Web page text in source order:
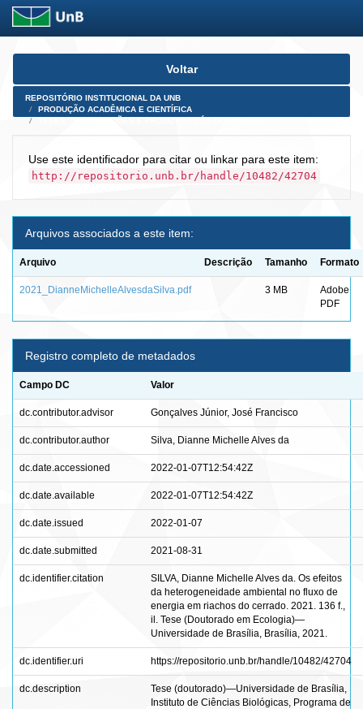
Skip
Voltar
REPOSITÓRIO INSTITUCIONAL DA UNB
PRODUÇÃO ACADÊMICA E CIENTÍFICA
Use este identificador para citar ou linkar para este item:
http://repositorio.unb.br/handle/10482/42704
Arquivos associados a este item:
Arquivo Descrição Tamanho Formato
2021_DianneMichelleAlvesdaSilva.pdf 3 MB
Adobe
PDF
Registro completo de metadados
Campo DC Valor
dc.contributor.advisor Gonçalves Júnior, José Francisco
dc.contributor.author Silva, Dianne Michelle Alves da
dc.date.accessioned 2022-01-07T12:54:42Z
dc.date.available 2022-01-07T12:54:42Z
dc.date.issued 2022-01-07
dc.date.submitted 2021-08-31
dc.identifier.citation
SILVA, Dianne Michelle Alves da. Os efeitos
da heterogeneidade ambiental no fluxo de
energia em riachos do cerrado. 2021. 136 f.,
il. Tese (Doutorado em Ecologia)—
Universidade de Brasília, Brasília, 2021.
dc.identifier.uri https://repositorio.unb.br/handle/10482/42704
dc.description
Tese (doutorado)—Universidade de Brasília,
Instituto de Ciências Biológicas, Programa de